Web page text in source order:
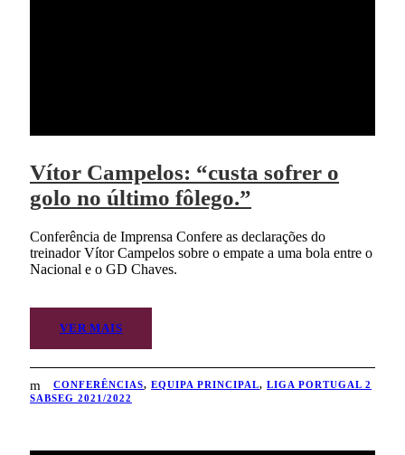
Vítor Campelos: “custa sofrer o
golo no último fôlego.”
Conferência de Imprensa Confere as declarações do
treinador Vítor Campelos sobre o empate a uma bola entre o
Nacional e o GD Chaves.
VER MAIS
CONFERÊNCIAS, EQUIPA PRINCIPAL, LIGA PORTUGAL 2
SABSEG 2021/2022